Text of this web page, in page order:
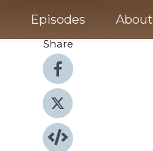
Episodes About
Share